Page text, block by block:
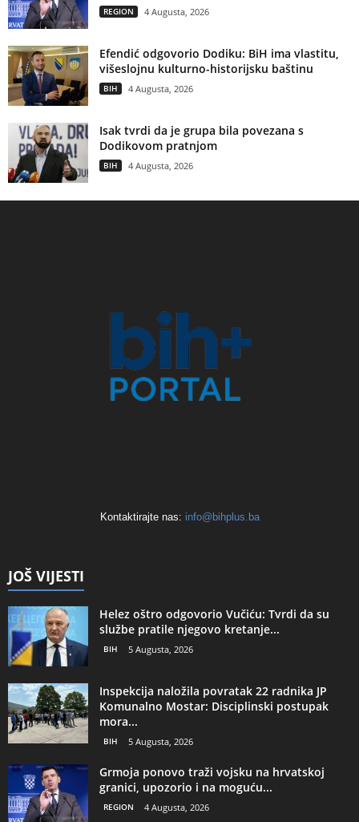
REGION 4 Augusta, 2026
Efendić odgovorio Dodiku: BiH ima vlastitu,
višeslojnu kulturno-historijsku baštinu
BIH 4 Augusta, 2026
Isak tvrdi da je grupa bila povezana s
Dodikovom pratnjom
BIH 4 Augusta, 2026
Kontaktirajte nas: info@bihplus.ba
JOŠ VIJESTI
Helez oštro odgovorio Vučiću: Tvrdi da su
službe pratile njegovo kretanje...
BIH 5 Augusta, 2026
Inspekcija naložila povratak 22 radnika JP
Komunalno Mostar: Disciplinski postupak
mora...
BIH 5 Augusta, 2026
Grmoja ponovo traži vojsku na hrvatskoj
granici, upozorio i na moguću...
REGION 4 Augusta, 2026